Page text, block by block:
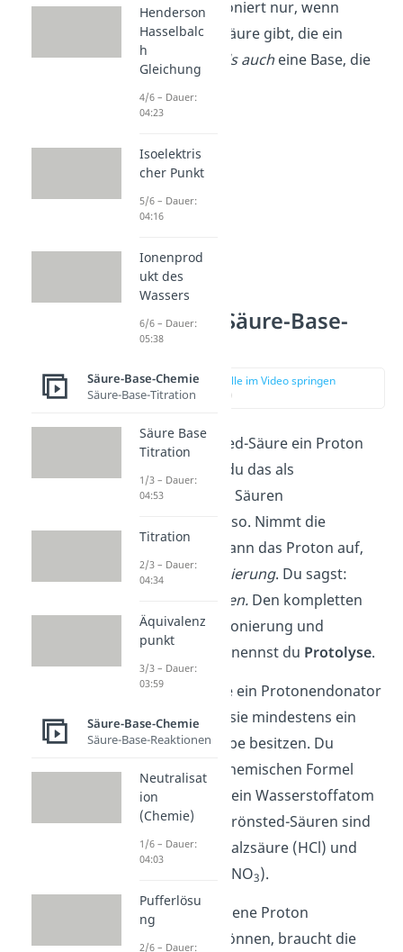
Protonen funktioniert nur, wenn
sowohleine Säure gibt, die ein
Proton abgibt,
als aucheine Base, die
Brönsted: Säure-Base-
Theorie
zur Stelle im Video springen
(00:47)
Gibt eine Brönsted-Säure ein Proton
ab, bezeichnest du das als
Deprotonierung,
Säuren
also. Nimmt die
Brönsted-Base dann das Proton auf,
heißt dasProtonierung. Du sagst:
protonieren. Den kompletten
Prozess der Protonierung und
Deprotonierung nennst du Protolyse.
Damit eine Säure ein Protonendonator
sein kann, muss sie mindestens ein
Proton zur Abgabe besitzen. Du
findest in ihrer chemischen Formel
also mindestens ein Wasserstoffatom
H. Beispiele für Brönsted-Säuren sind
unter anderem Salzsäure (HCl) und
Salpetersäure (HNO3).
Um das abgegebene Proton
aufnehmen zu können, braucht die
Henderson
Hasselbalc
h
Gleichung
4/6 – Dauer:
04:23
Isoelektris
cher Punkt
5/6 – Dauer:
04:16
Ionenprod
ukt des
Wassers
6/6 – Dauer:
05:38
Säure-Base-Chemie
Säure-Base-Titration
Säure Base
Titration
1/3 – Dauer:
04:53
Titration
2/3 – Dauer:
04:34
Äquivalenz
punkt
3/3 – Dauer:
03:59
Säure-Base-Chemie
Säure-Base-Reaktionen
Neutralisat
ion
(Chemie)
1/6 – Dauer:
04:03
Pufferlösu
ng
2/6 – Dauer: